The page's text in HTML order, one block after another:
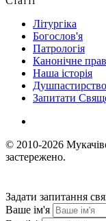
Літургіка
Богослов'я
Патрологія
Канонічне
Наша історія
Запитати
© 2010-2026
застережено.
Задати запитання
Ваше ім'я